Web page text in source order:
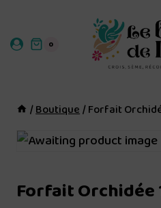
contenu
0
/Boutique/Forfait
Forfait Orchidée